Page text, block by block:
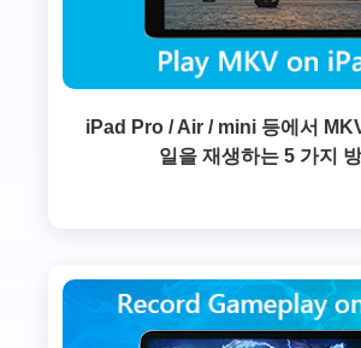
iPad Pro / Air / mini 등에서
일을 재생하는 5 가지